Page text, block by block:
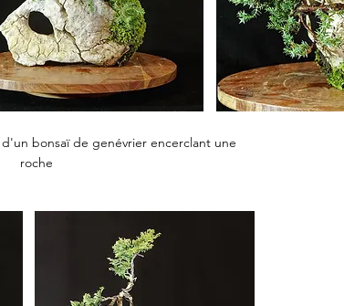
bonsaï de genévrier encerclant une
roche